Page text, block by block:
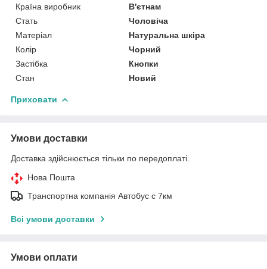
Країна виробник
В'єтнам
Стать
Чоловіча
Матеріал
Натуральна шкіра
Колір
Чорний
Застібка
Кнопки
Стан
Новий
Приховати
Умови доставки
Доставка здійснюється тільки по передоплаті.
Нова Пошта
Транспортна компанія Автобус с 7км
Всі умови доставки
Умови оплати